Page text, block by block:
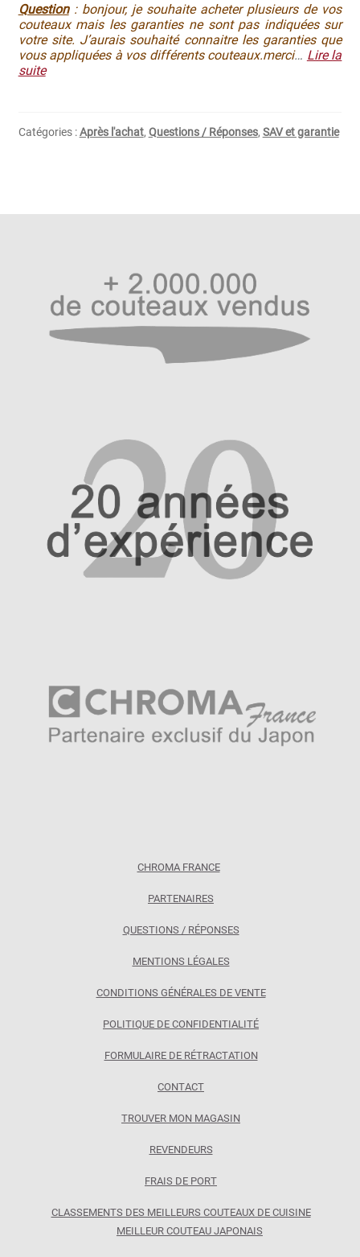
Plan du site
Politique de confidentialité
Questions / Réponses
Revendeurs
Thank you for booking
Trouver mon magasin
Question : bonjour, je souhaite acheter plusieurs de vos
couteaux mais les garanties ne sont pas indiquées sur
votre site. J’aurais souhaité connaitre les garanties que
vous appliquées à vos différents couteaux.merci… Lire la
suite
Catégories :Après l'achat, Questions / Réponses, SAV et garantie
CHROMA FRANCE
PARTENAIRES
QUESTIONS / RÉPONSES
MENTIONS LÉGALES
CONDITIONS GÉNÉRALES DE VENTE
POLITIQUE DE CONFIDENTIALITÉ
FORMULAIRE DE RÉTRACTATION
CONTACT
TROUVER MON MAGASIN
REVENDEURS
FRAIS DE PORT
CLASSEMENTS DES MEILLEURS COUTEAUX DE CUISINE
MEILLEUR COUTEAU JAPONAIS